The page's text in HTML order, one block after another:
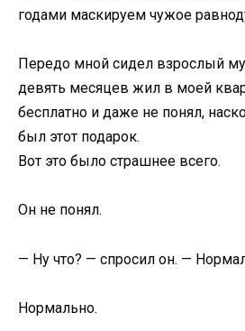
годами маскируем чужое
Передо мной сидел взрослый
девять месяцев жил в моей
бесплатно и даже не понял,
был этот подарок.
Вот это было страшнее всего.
Он не понял.
— Ну что? — спросил он. —
Нормально.